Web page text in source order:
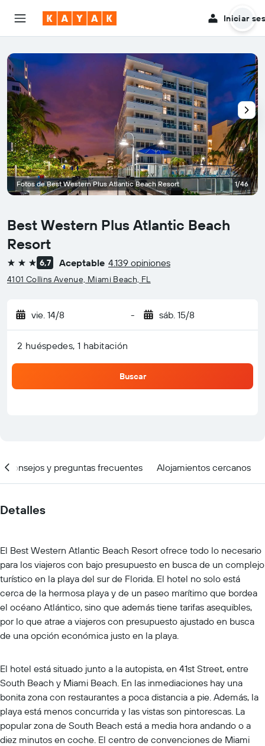
Iniciar
Best Western Plus Atlantic Beach
Resort
3 estrellas
6,7 Aceptable 4.139 opiniones
4101 Collins Avenue, Miami Beach, FL
vie. 14/8 - sáb. 15/8
2 huéspedes, 1 habitación
Buscar
Fotos de Best Western Plus Atlantic Beach Resort 1/46
Consejos y preguntas frecuentes Alojamientos cercanos
Detalles
El Best Western Atlantic Beach Resort ofrece todo lo necesario
para los viajeros con bajo presupuesto en busca de un complejo
turístico en la playa del sur de Florida. El hotel no solo está
cerca de la hermosa playa y de un paseo marítimo que bordea
el océano Atlántico, sino que además tiene tarifas asequibles,
por lo que atrae a viajeros con presupuesto ajustado en busca
de una opción económica justo en la playa.
El hotel está situado junto a la autopista, en 41st Street, entre
South Beach y Miami Beach. En las inmediaciones hay una
bonita zona con restaurantes a poca distancia a pie. Además, la
playa está menos concurrida y las vistas son pintorescas. La
popular zona de South Beach está a media hora andando o a
diez minutos en coche. El centro de convenciones de Miami